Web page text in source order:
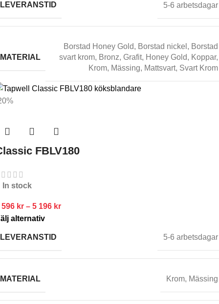
LEVERANSTID 5-6 arbetsdagar
MATERIAL
Borstad Honey Gold, Borstad nickel , Borstad
svart krom, Bronz, Grafit, Honey Gold, Koppar,
Krom, Mässing, Mattsvart, Svart Krom
FBLV180
In stock
596 kr – 5 196 kr
alternativ
LEVERANSTID 5-6 arbetsdagar
MATERIAL Krom, Mässing